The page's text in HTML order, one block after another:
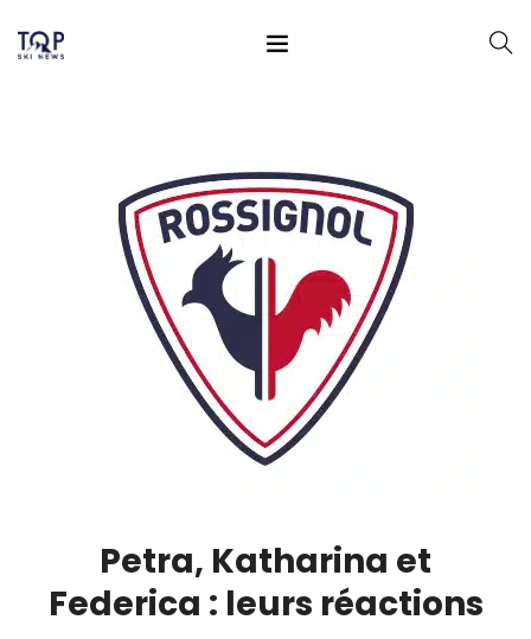
Petra, Katharina et
Federica : leurs réactions